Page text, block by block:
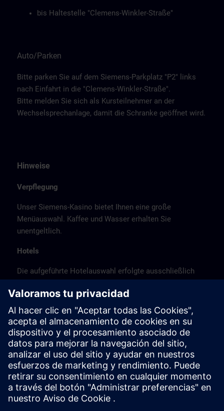
bis Haltestelle "Clemens-Winkler-Straße"
Auto/Parken
Bitte parken Sie auf dem Siemens-Parkplatz "P2" links
nach Einfahrt in die "Clemens-Winkler-Straße".
Bitte melden Sie sich als Kursteilnehmer an der
Wechselsprechanlage, damit die Schranke geöffnet wird.
Hinweise
Verpflegung
Unser Siemens-Kasino bietet Ihnen eine große
Menüauswahl. Kaffee und Wasser erhalten Sie
unentgeltlich.
Hotels
Die aufgeführte Hotelauswahl erfolgte ausschließlich
der günstigen Verkehrsanbindung zum
Veranstaltungsort.
Es handelt sich hierbei nicht um Siemens-
Vertragshotels, daher können wir für die Qualität der
Hotels keine Gewähr übernehmen.
Stornierung
Bitte stornieren Sie schriftlich.